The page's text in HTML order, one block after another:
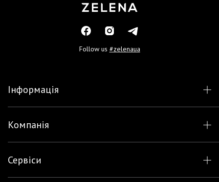
Follow us #zelenaua
Інформація
Компанія
Сервіси